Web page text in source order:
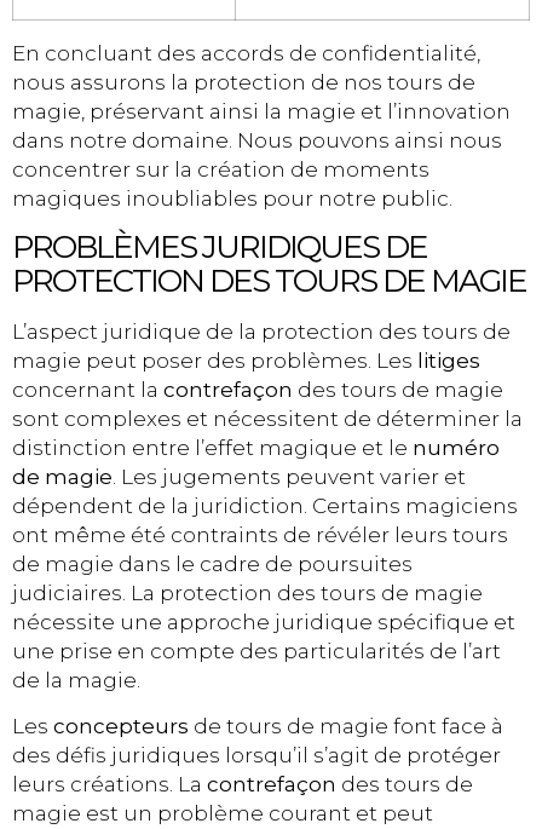
En concluant des accords de confidentialité,
nous assurons la protection de nos tours de
magie, préservant ainsi la magie et l’innovation
dans notre domaine. Nous pouvons ainsi nous
concentrer sur la création de moments
magiques inoubliables pour notre public.
PROBLÈMES JURIDIQUES DE
PROTECTION DES TOURS DE MAGIE
L’aspect juridique de la protection des tours de
magie peut poser des problèmes. Les litiges
concernant la contrefaçon des tours de magie
sont complexes et nécessitent de déterminer la
distinction entre l’effet magique et le numéro
de magie . Les jugements peuvent varier et
dépendent de la juridiction. Certains magiciens
ont même été contraints de révéler leurs tours
de magie dans le cadre de poursuites
judiciaires. La protection des tours de magie
nécessite une approche juridique spécifique et
une prise en compte des particularités de l’art
de la magie.
Les concepteurs de tours de magie font face à
des défis juridiques lorsqu’il s’agit de protéger
leurs créations. La contrefaçon des tours de
magie est un problème courant et peut